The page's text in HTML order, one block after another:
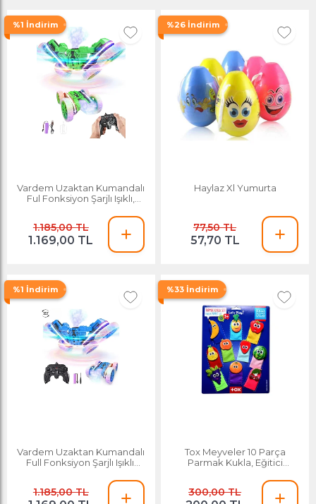
%1 İndirim
Vardem Uzaktan Kumandalı
Ful Fonksiyon Şarjlı Işıklı,
Hg4-45 Yeşil
1.185,00 TL
1.169,00 TL
%26 İndirim
Haylaz Xl Yumurta
77,50 TL
57,70 TL
%1 İndirim
Vardem Uzaktan Kumandalı
Full Fonksiyon Şarjlı Işıklı,
Hg4-45 Mavi
1.185,00 TL
%33 İndirim
Tox Meyveler 10 Parça
Parmak Kukla, Eğitici
300,00 TL